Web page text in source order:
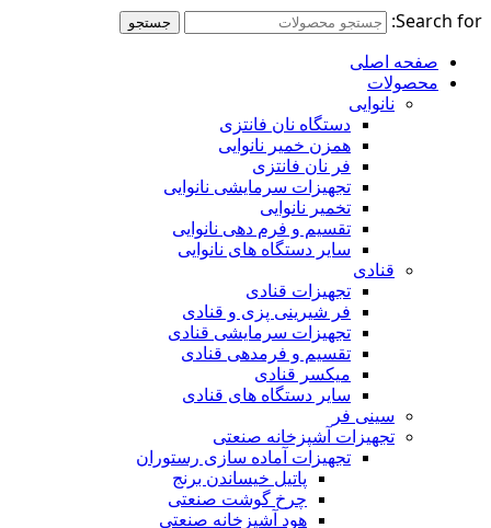
Search for: جستجو
صفحه اصلی
محصولات
نانوایی
دستگاه نان فانتزی
همزن خمیر نانوایی
فر نان فانتزی
تجهیزات سرمایشی نانوایی
تخمیر نانوایی
تقسیم و فرم دهی نانوایی
سایر دستگاه های نانوایی
قنادی
تجهیزات قنادی
فر شیرینی پزی و قنادی
تجهیزات سرمایشی قنادی
تقسیم و فرمدهی قنادی
میکسر قنادی
سایر دستگاه های قنادی
سینی فر
تجهیزات آشپزخانه صنعتی
تجهیزات آماده سازی رستوران
پاتیل خیساندن برنج
چرخ گوشت صنعتی
هود آشپزخانه صنعتی